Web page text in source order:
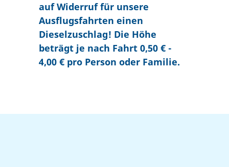
auf Widerruf für unsere
Ausflugsfahrten einen
Dieselzuschlag! Die Höhe
beträgt je nach Fahrt 0,50 € -
4,00 € pro Person oder Familie.